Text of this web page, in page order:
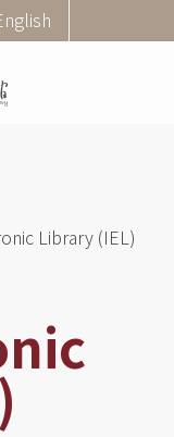
Library (IEL)